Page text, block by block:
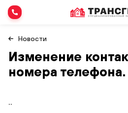
Новости
Изменение
номера телефона.
..